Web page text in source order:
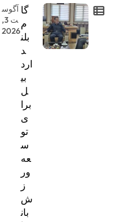
گا
م
بلن
د
ارد
بی
ل
برا
ی
تو
س
عه
ور
ز
ش
بان
آگوس
ت 3,
2026